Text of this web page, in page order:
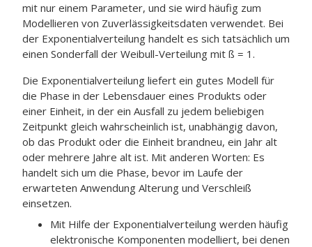
mit nur einem Parameter, und sie wird häufig zum
Modellieren von Zuverlässigkeitsdaten verwendet. Bei
der Exponentialverteilung handelt es sich tatsächlich um
einen Sonderfall der Weibull-Verteilung mit ß = 1.
Die Exponentialverteilung liefert ein gutes Modell für
die Phase in der Lebensdauer eines Produkts oder
einer Einheit, in der ein Ausfall zu jedem beliebigen
Zeitpunkt gleich wahrscheinlich ist, unabhängig davon,
ob das Produkt oder die Einheit brandneu, ein Jahr alt
oder mehrere Jahre alt ist. Mit anderen Worten: Es
handelt sich um die Phase, bevor im Laufe der
erwarteten Anwendung Alterung und Verschleiß
einsetzen.
Mit Hilfe der Exponentialverteilung werden häufig
elektronische Komponenten modelliert, bei denen